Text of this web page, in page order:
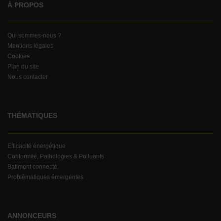
À PROPOS
Qui sommes-nous ?
Mentions légales
Cookies
Plan du site
Nous contacter
THÉMATIQUES
Efficacité énergétique
Conformité, Pathologies & Polluants
Batiment connecté
Problématiques émergentes
ANNONCEURS